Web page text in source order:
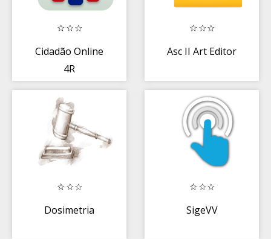
Cidadão Online
4R
Asc II Art Editor
Dosimetria SigeVV